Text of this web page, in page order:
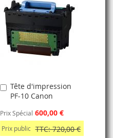
LISTE
D’ENVIE
Tête d'impression
PF-10 Canon
Prix Spécial 600,00 €
Prix public TTC: 720,00 €
Ajouter
au